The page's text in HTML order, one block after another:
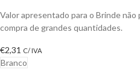
Valor apresentado para o Brinde
compra de grandes quantidades.
€2,31 C/ IVA
Branco